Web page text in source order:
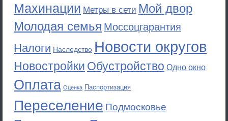
Махинации Метры в сети Мой двор
Молодая семья Моссоцгарантия
Налоги Наследство Новости округов
Новостройки Обустройство Одно окно
Оплата Оценка Паспортизация
Переселение Подмосковье